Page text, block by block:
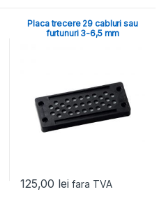
Placa trecere 29 cabluri sau
furtunuri 3-6,5 mm
125,00 lei fara TVA